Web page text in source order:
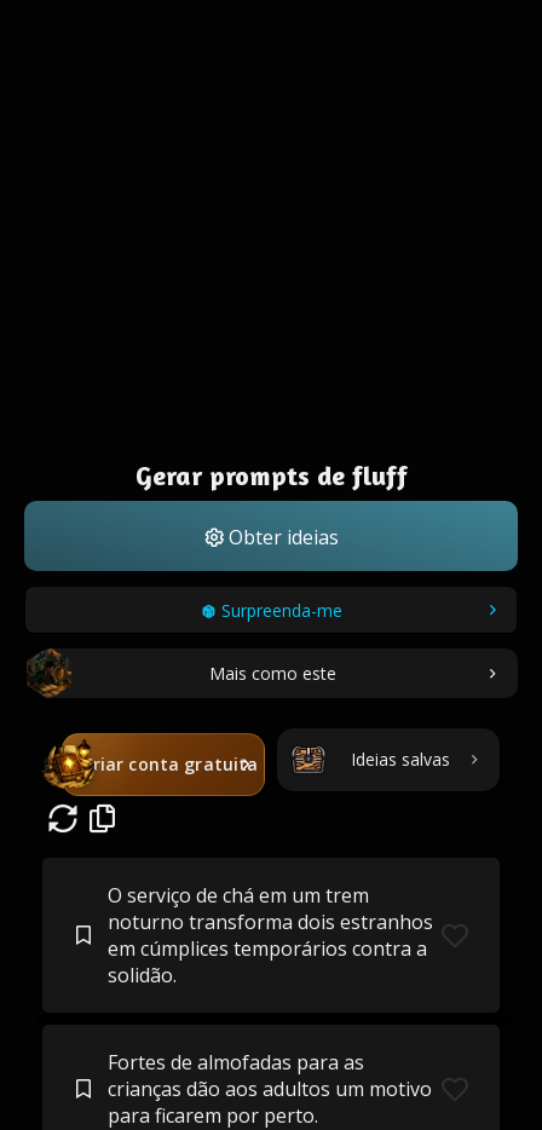
Gerar prompts de fluff
Obter ideias
Surpreenda-me
Mais como este
Criar conta gratuita Ideias salvas
O serviço de chá em um trem
noturno transforma dois estranhos
em cúmplices temporários contra a
solidão.
Fortes de almofadas para as
crianças dão aos adultos um motivo
para ficarem por perto.